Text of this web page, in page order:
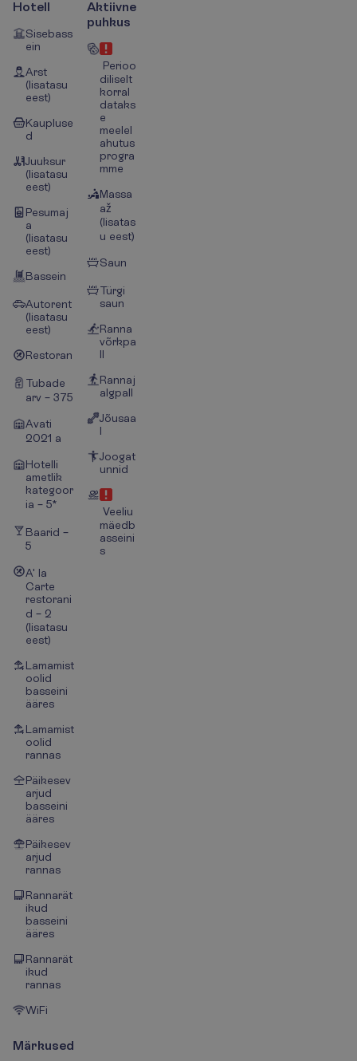
Hotell
Sisebass
ein
Arst
(lisatasu
eest)
Kaupluse
d
Juuksur
(lisatasu
eest)
Pesumaj
a
(lisatasu
eest)
Bassein
Autorent
(lisatasu
eest)
Restoran
Tubade
arv – 375
Avati
2021 a
Hotelli
ametlik
kategoor
ia – 5*
Baarid –
5
A' la
Carte
restorani
d – 2
(lisatasu
eest)
Lamamist
oolid
basseini
ääres
Lamamist
oolid
rannas
Päikesev
arjud
basseini
ääres
Päikesev
arjud
rannas
Rannarät
ikud
basseini
ääres
Rannarät
ikud
rannas
WiFi
Aktiivne
puhkus
Perioo
diliselt
korral
dataks
e
meelel
ahutus
progra
mme
Massa
až
(lisatas
u eest)
Saun
Türgi
saun
Ranna
võrkpa
ll
Rannaj
algpall
Jõusaa
l
Joogat
unnid
Veeliu
mäedb
asseini
s
Märkused